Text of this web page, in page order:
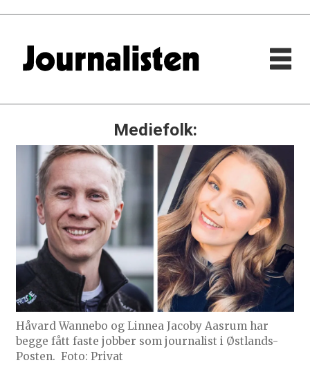
Mediefolk:
Håvard Wannebo og Linnea Jacoby Aasrum har
begge fått faste jobber som journalist i Østlands-
Posten. Foto: Privat